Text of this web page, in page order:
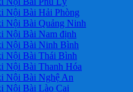
Nội Bài Hải Phòng
Nội Bài Quảng Ninh
Nội Bài Nam định
Nội Bài Ninh Bình
Nội Bài Thái Bình
Nội Bài Thanh Hóa
Nội Bài Nghệ An
Nội Bài Lào Cai